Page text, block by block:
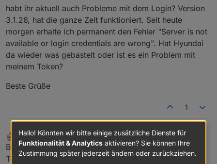
habt ihr aktuell auch Probleme mit dem Login? Version
3.1.26, hat die ganze Zeit funktioniert. Seit heute
morgen erhalte ich permanent den Fehler "Server is not
available or login credentials are wrong". Hat Hyundai
da wieder was gebastelt oder ist es ein Problem mit
meinem Token?
Beste Grüße
1
Online
Meister Mopper MOST ACTIVE schrieb am16. Apr. 2026, 16:20
zuletzt editiert von
Bei mir keine Probleme. Mach halt mal nen neuen
Token, frisst ja kein Gras.
Hallo! Könnten wir bitte einige zusätzliche Dienste für
Funktionalität & Analytics aktivieren? Sie können Ihre
Zustimmung später jederzeit ändern oder zurückziehen.